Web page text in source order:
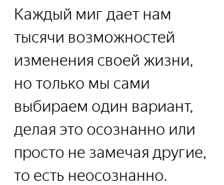
Каждый миг дает нам
тысячи возможностей
изменения своей жизни,
но только мы сами
выбираем один вариант,
делая это осознанно или
просто не замечая другие,
то есть неосознанно.